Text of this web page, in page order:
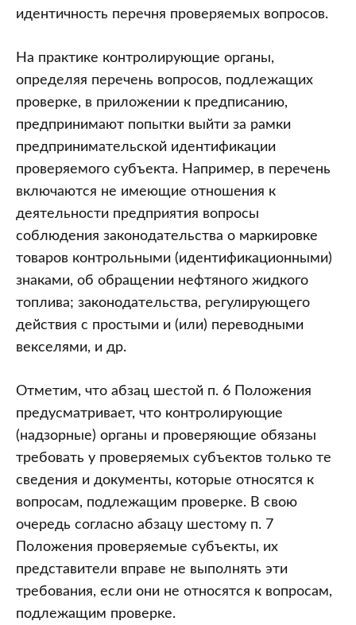
идентичность перечня проверяемых вопросов.
На практике контролирующие органы,
определяя перечень вопросов, подлежащих
проверке, в приложении к предписанию,
предпринимают попытки выйти за рамки
предпринимательской идентификации
проверяемого субъекта. Например, в перечень
включаются не имеющие отношения к
деятельности предприятия вопросы
соблюдения законодательства о маркировке
товаров контрольными (идентификационными)
знаками, об обращении нефтяного жидкого
топлива; законодательства, регулирующего
действия с простыми и (или) переводными
векселями, и др.
Отметим, что абзац шестой п. 6 Положения
предусматривает, что контролирующие
(надзорные) органы и проверяющие обязаны
требовать у проверяемых субъектов только те
сведения и документы, которые относятся к
вопросам, подлежащим проверке. В свою
очередь согласно абзацу шестому п. 7
Положения проверяемые субъекты, их
представители вправе не выполнять эти
требования, если они не относятся к вопросам,
подлежащим проверке.